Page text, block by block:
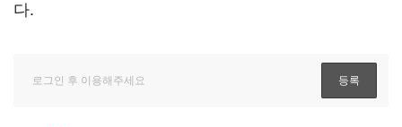
다.